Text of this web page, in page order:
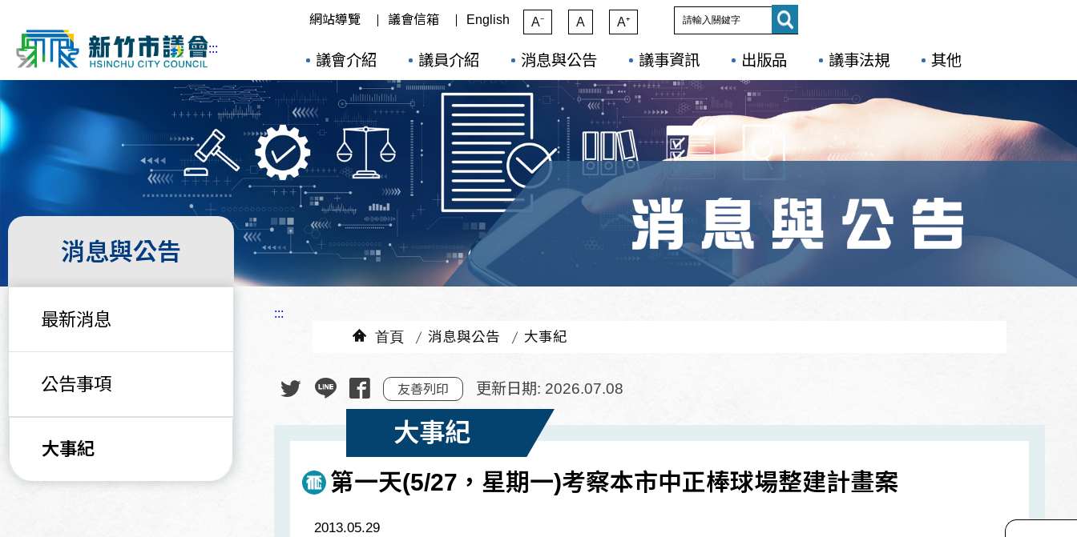
:::
網站導覽 議會信箱 English A⁻ A A⁺
議會介紹 議員介紹 消息與公告 議事資訊 出版品 議事法規 其他
消息與公告
最新消息
公告事項
大事紀
:::
首頁 消息與公告 大事紀
友善列印 更新日期: 2026.07.08
大事紀
第一天(5/27，星期一)考察本市中正棒球場整建計畫案
2013.05.29